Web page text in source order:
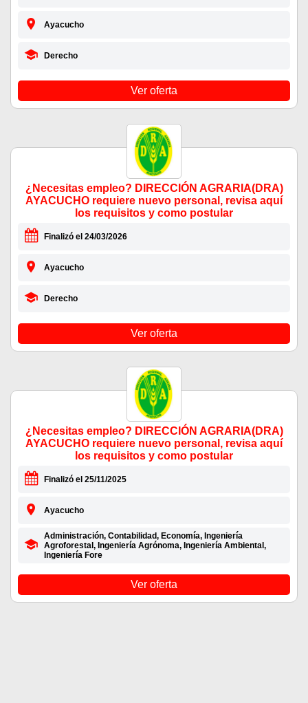
Ayacucho
Derecho
Ver oferta
¿Necesitas empleo? DIRECCIÓN AGRARIA(DRA)
AYACUCHO requiere nuevo personal, revisa aquí
los requisitos y como postular
Finalizó el 24/03/2026
Ayacucho
Derecho
Ver oferta
¿Necesitas empleo? DIRECCIÓN AGRARIA(DRA)
AYACUCHO requiere nuevo personal, revisa aquí
los requisitos y como postular
Finalizó el 25/11/2025
Ayacucho
Administración, Contabilidad, Economía, Ingeniería
Agroforestal, Ingeniería Agrónoma, Ingeniería Ambiental,
Ingeniería Fore
Ver oferta